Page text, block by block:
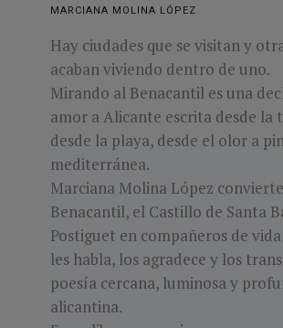
MARCIANA MOLINA LÓPEZ
Hay ciudades que se visitan y
acaban viviendo dentro de uno.
Mirando al Benacantil es una
amor a Alicante escrita desde la
desde la playa, desde el olor a
mediterránea.
Marciana Molina López
Benacantil, el Castillo de Santa
Postiguet en compañeros de
les habla, los agradece y los
poesía cercana, luminosa y
alicantina.